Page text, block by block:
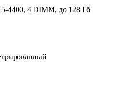
4400, 4 DIMM, до 128 Гб